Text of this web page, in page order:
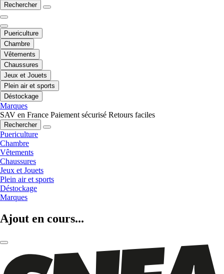
Rechercher
Puericulture
Chambre
Vêtements
Chaussures
Jeux et Jouets
Plein air et sports
Déstockage
Marques
SAV en France Paiement sécurisé Retours faciles
Rechercher
Puericulture
Chambre
Vêtements
Chaussures
Jeux et Jouets
Plein air et sports
Déstockage
Marques
Ajout en cours...